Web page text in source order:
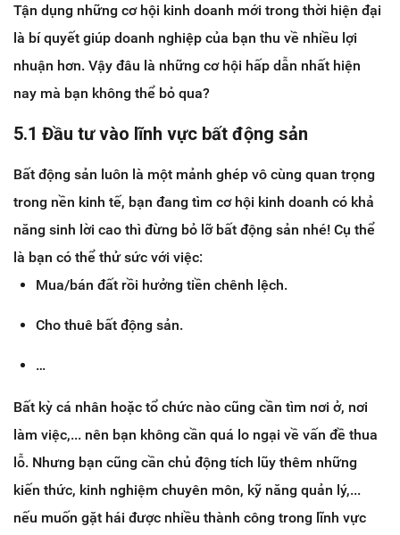
Tận dụng những cơ hội kinh doanh mới trong thời hiện đại
là bí quyết giúp doanh nghiệp của bạn thu về nhiều lợi
nhuận hơn. Vậy đâu là những cơ hội hấp dẫn nhất hiện
nay mà bạn không thể bỏ qua?
5.1 Đầu tư vào lĩnh vực bất động sản
Bất động sản luôn là một mảnh ghép vô cùng quan trọng
trong nền kinh tế, bạn đang tìm cơ hội kinh doanh có khả
năng sinh lời cao thì đừng bỏ lỡ bất động sản nhé! Cụ thể
là bạn có thể thử sức với việc:
Mua/bán đất rồi hưởng tiền chênh lệch.
Cho thuê bất động sản.
…
Bất kỳ cá nhân hoặc tổ chức nào cũng cần tìm nơi ở, nơi
làm việc,... nên bạn không cần quá lo ngại về vấn đề thua
lỗ. Nhưng bạn cũng cần chủ động tích lũy thêm những
kiến thức, kinh nghiệm chuyên môn, kỹ năng quản lý,...
nếu muốn gặt hái được nhiều thành công trong lĩnh vực